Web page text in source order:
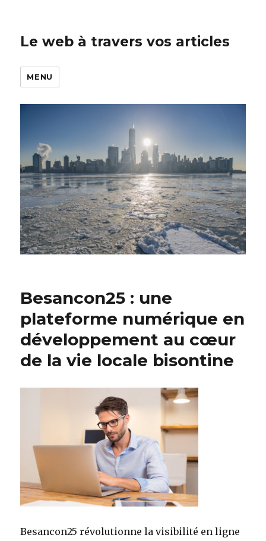
Le web à travers vos articles
MENU
Besancon25 : une
plateforme numérique en
développement au cœur
de la vie locale bisontine
Besancon25 révolutionne la visibilité en ligne